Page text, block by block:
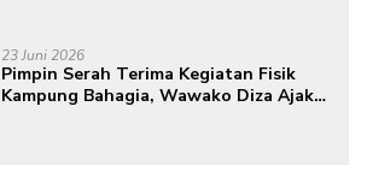
23 Juni 2026
Pimpin Serah Terima Kegiatan Fisik
Kampung Bahagia, Wawako Diza Ajak